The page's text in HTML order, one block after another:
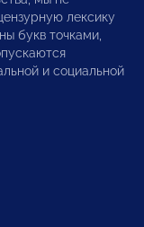
лексику
букв точками,
и социальной